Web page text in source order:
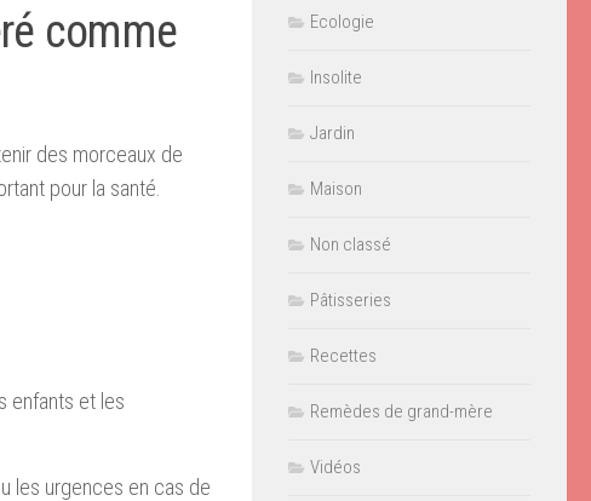
comme
des morceaux de
pour la santé.
enfants et les
les urgences en cas de
Ecologie
Insolite
Jardin
Maison
Non classé
Pâtisseries
Recettes
Remèdes de grand-mère
Vidéos